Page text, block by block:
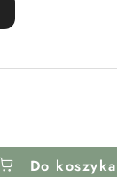
Do koszyka